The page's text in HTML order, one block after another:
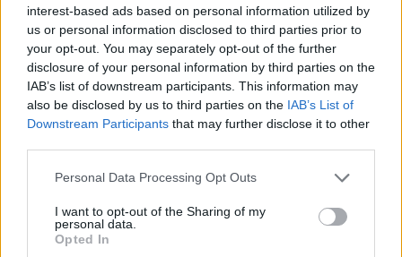
interest-based ads based on personal information utilized by
us or personal information disclosed to third parties prior to
your opt-out. You may separately opt-out of the further
disclosure of your personal information by third parties on the
IAB’s list of downstream participants. This information may
also be disclosed by us to third parties on the IAB’s List of
Downstream Participants that may further disclose it to other
Please note that this website/app uses one or more Google
not limited to your visit or usage behaviour. You may click to
grant or deny consent to Google and its third-party tags to
use your data for below specified purposes in below Google
Personal Data Processing Opt Outs
I want to opt-out of the Sharing of my
personal data.
Opted In
In questo articolo esamineremo tutto ciò che devi sapere per
prenderti cura al meglio del tuo pesce rosso.
Redazione Petstory.it · 27 Gen 2023